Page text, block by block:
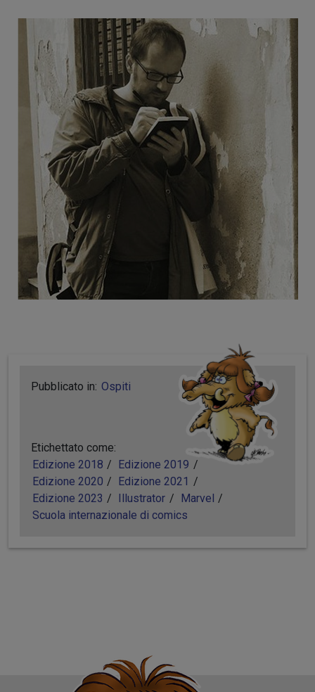
Pubblicato in: Ospiti
Etichettato come:
Edizione 2018
Edizione 2019
Edizione 2020
Edizione 2021
Edizione 2023
Illustrator
Marvel
Scuola internazionale di comics